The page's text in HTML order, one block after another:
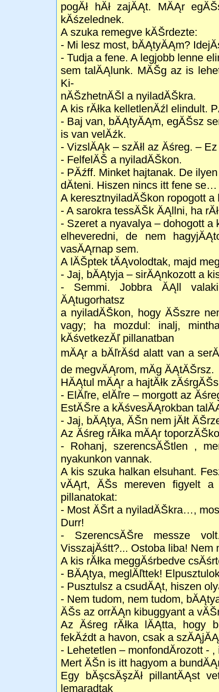
pogĂł hĂł zajĂĄt. MĂĄr
kĂśzelednek.
A szuka remegve kĂŠrdezte:
- Mi lesz most, bĂĄtyĂĄm?
- Tudja a fene. A legjobb lenne
sem talĂĄlunk. MĂŠg az is
Ki-
nĂŠzhetnĂŠl a nyiladĂŠkra.
A kis rĂłka kelletlenĂźl elindult.
- Baj van, bĂĄtyĂĄm, egĂŠsz
is van velĂźk.
- VizslĂĄk – szĂłl az Ăśreg. –
- FelfelĂŠ a nyiladĂŠkon.
- PĂźff. Minket hajtanak. De
dĂ­teni. Hiszen nincs itt fene
A keresztnyiladĂŠkon ropogott a
- A sarokra tessĂŠk ĂĄllni, ha
- Szeret a nyavalya – dohogott a
elheveredni, de nem
vasĂĄrnap sem.
A lĂŠptek tĂĄvolodtak, majd
- Jaj, bĂĄtyja – sirĂĄnkozott a
- Semmi. Jobbra ĂĄll
ĂĄtugorhatsz
a nyiladĂŠkon, hogy ĂŠszre
vagy; ha mozdul: inalj,
kĂśvetkezĂľ pillanatban
mĂĄr a bĂľrĂśd alatt van a
de megvĂĄrom, mĂ­g ĂĄtĂŠrsz.
HĂĄtul mĂĄr a hajtĂłk
- ElĂľre, elĂľre – morgott az
EstĂŠre a kĂśvesĂĄrokban
- Jaj, bĂĄtya, ĂŠn nem jĂłt
Az Ăśreg rĂłka mĂĄr
- Rohanj, szerencsĂŠtlen ,
nyakunkon vannak.
A kis szuka halkan elsuhant.
vĂĄrt, ĂŠs mereven figyelt a
pillanatokat:
- Most ĂŠrt a nyiladĂŠkra…,
Durr!
- SzerencsĂŠre messze
VisszajĂśtt?... Ostoba liba! Nem
A kis rĂłka meggĂśrbedve
- BĂĄtya, meglĂľttek!
- Pusztulsz a csudĂĄt, hiszen
- Nem tudom, nem tudom,
ĂŠs az orrĂĄn kibuggyant a
Az Ăśreg rĂłka lĂĄtta, hogy
fekĂźdt a havon, csak a
- Lehetetlen – monfondĂ­rozott -
Mert ĂŠn is itt hagyom a
Egy bĂşcsĂşzĂł pillantĂĄst
lemaradtak